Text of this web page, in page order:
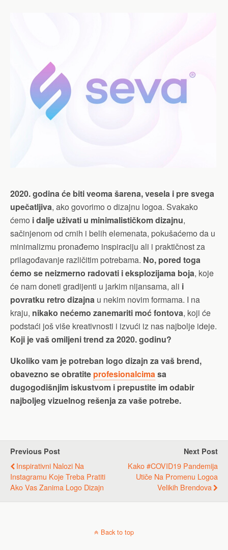
2020. godina će biti veoma šarena, vesela i pre svega
upečatljiva, ako govorimo o dizajnu logoa. Svakako
ćemo i dalje uživati u minimalističkom dizajnu,
sačinjenom od crnih i belih elemenata, pokušaćemo da u
minimalizmu pronađemo inspiraciju ali i praktičnost za
prilagođavanje različitim potrebama. No, pored toga
ćemo se neizmerno radovati i eksplozijama boja, koje
će nam doneti gradijenti u jarkim nijansama, ali i
povratku retro dizajna u nekim novim formama. I na
kraju, nikako nećemo zanemariti moć fontova, koji će
podstaći još više kreativnosti i izvući iz nas najbolje ideje.
Koji je vaš omiljeni trend za 2020. godinu?
Ukoliko vam je potreban logo dizajn za vaš brend,
obavezno se obratite profesionalcima sa
dugogodišnjim iskustvom i prepustite im odabir
najboljeg vizuelnog rešenja za vaše potrebe.
Previous Post
Inspirativni Nalozi Na
Instagramu Koje Treba Pratiti
Ako Vas Zanima Logo Dizajn
Next Post
Kako #COVID19 Pandemija
Utiče Na Promenu Logoa
Velikih Brendova
Back to top